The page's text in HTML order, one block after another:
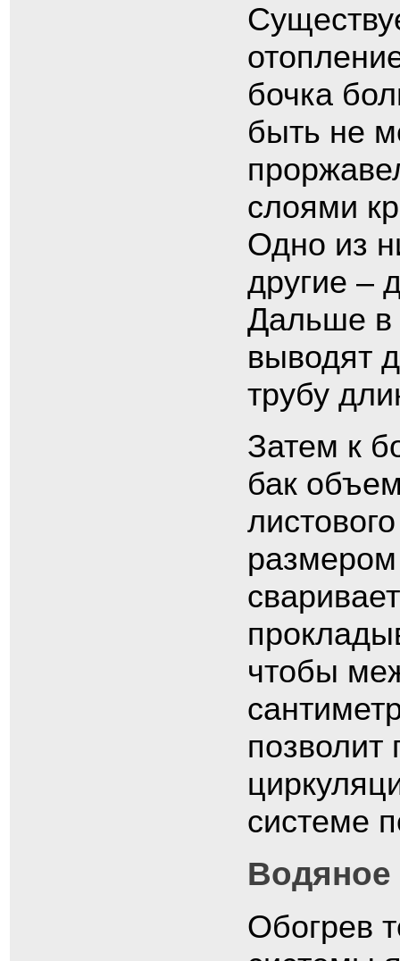
бочка
быть не
слоями
Одно из
другие –
Дальше в
выводят
трубу
Затем к
бак
чтобы
позволит
системе
Водяное
Обогрев